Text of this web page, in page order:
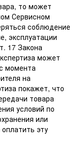
то может
Сервисном
соблюдение
эксплуатации
17 Закона
может
момента
на
покажет, что
товара
условий по
или
эту